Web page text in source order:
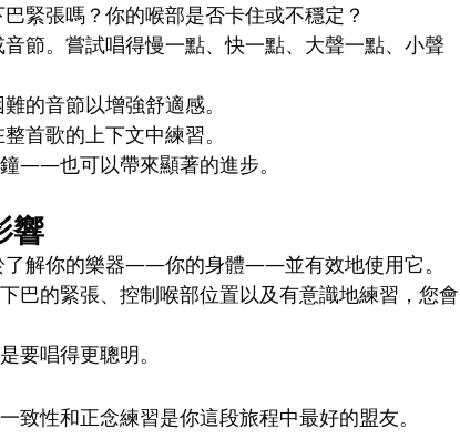
緊張嗎？你的喉部是否卡住或不穩定？
節。嘗試唱得慢一點、快一點、大聲一點、小聲
的音節以增強舒適感。
首歌的上下文中練習。
——也可以帶來顯著的進步。
響
了解你的樂器——你的身體——並有效地使用它。
巴的緊張、控制喉部位置以及有意識地練習，您會
要唱得更聰明。
性和正念練習是你這段旅程中最好的盟友。